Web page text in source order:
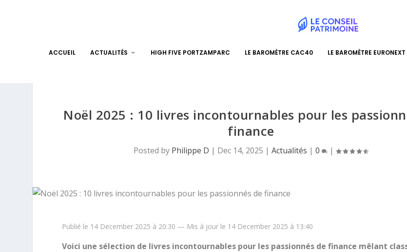
ACCUEIL ACTUALITÉS HIGH FIVE PORTZAMPARC LE BAROMÈTRE CAC40 LE BAROMÈTRE EURONEXT
Noël 2025 : 10 livres incontournables pour les
finance
Posted by Philippe D | Dec 14, 2025 |Actualités |0 |
Publié le 14 December 2025 à 20:30 — Mis à jour le 14 December 2025 à 13:40
Voici une sélection de livres incontournables pour les passionnés de finance mêlant